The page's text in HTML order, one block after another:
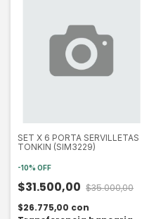
SET X 6 PORTA SERVILLETAS
TONKIN (SIM3229)
-10% OFF
$31.500,00 $35.000,00
$26.775,00 con